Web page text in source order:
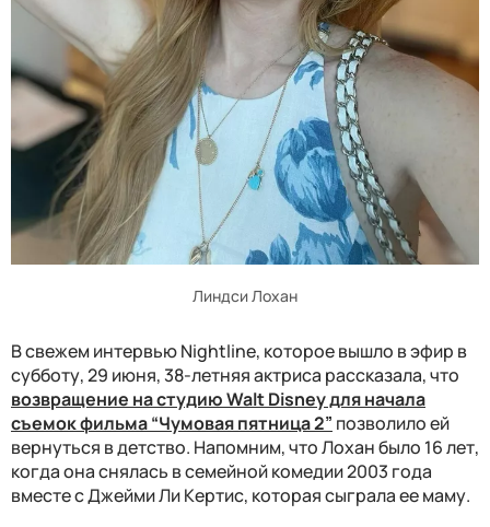
Линдси Лохан
В свежем интервью Nightline, которое вышло в эфир в
субботу, 29 июня, 38-летняя актриса рассказала, что
возвращение на студию Walt Disney для начала
съемок фильма “Чумовая пятница 2” позволило ей
вернуться в детство. Напомним, что Лохан было 16 лет,
когда она снялась в семейной комедии 2003 года
вместе с Джейми Ли Кертис, которая сыграла ее маму.